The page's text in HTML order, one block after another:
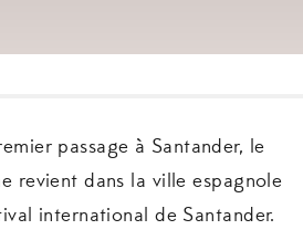
passage à Santander, le
revient dans la ville espagnole
international de Santander.